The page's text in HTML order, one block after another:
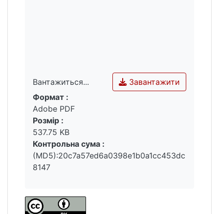
Вантажиться...
Вантажиться...
Завантажити
Формат :
Adobe PDF
Розмір :
537.75 KB
Контрольна сума :
(MD5):20c7a57ed6a0398e1b0a1cc453dc
8147